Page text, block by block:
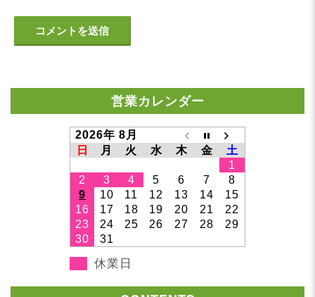
営業カレンダー
2026年 8月
日
月 火 水 木 金
土
1
2
3 4 5 6 7
8
9
10 11 12 13 14
15
16
17 18 19 20 21
22
23
24 25 26 27 28
29
30
31
休業日